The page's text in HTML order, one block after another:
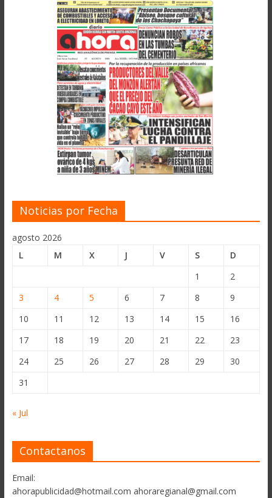
Noticias por Fecha
agosto 2026
L
M X J V S
D
1
2
3
4 5 6 7 8
9
10
11 12 13 14 15
16
17
18 19 20 21 22
23
24
25 26 27 28 29
30
31
« Jul
Contactanos
Email:
ahorapublicidad@hotmail.com ahoraregianal@gmail.com